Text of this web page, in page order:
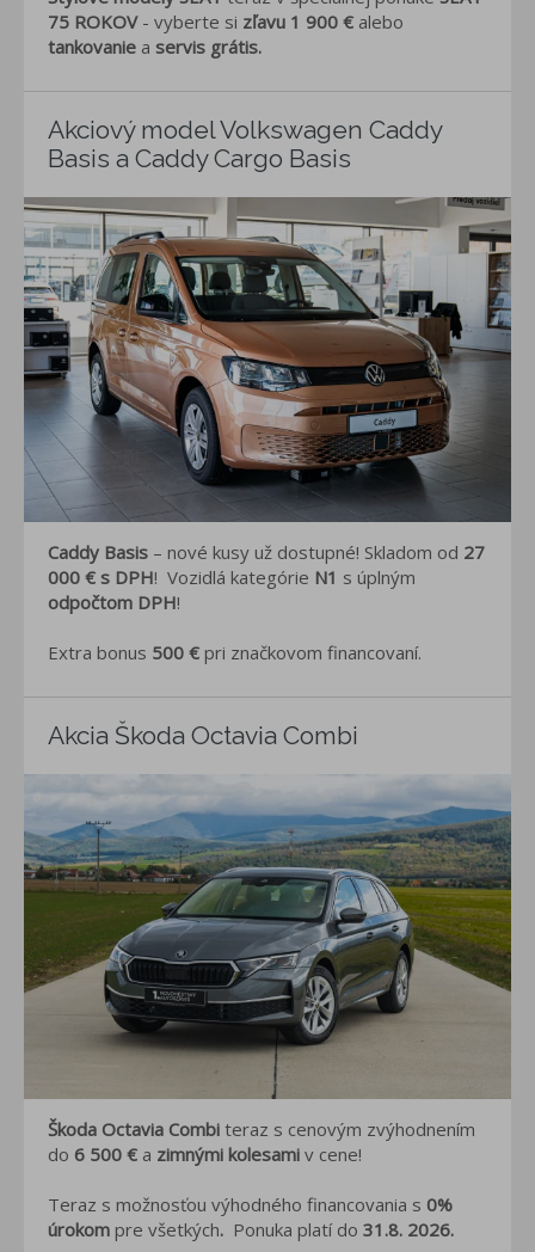
75 ROKOV- vyberte si zľavu 1 900 € alebo
tankovanie a servis grátis.
Akciový model Volkswagen Caddy
Basis a Caddy Cargo Basis
Caddy Basis – nové kusy už dostupné! Skladom od 27
000 € s DPH! Vozidlá kategórie N1 s úplným
odpočtom DPH!
Extra bonus 500 € pri značkovom financovaní.
Akcia Škoda Octavia Combi
Škoda Octavia Combi teraz s cenovým zvýhodnením
do 6 500 € a zimnými kolesami v cene!
Teraz s možnosťou výhodného financovania s 0%
úrokom pre všetkých. Ponuka platí do 31.8. 2026.